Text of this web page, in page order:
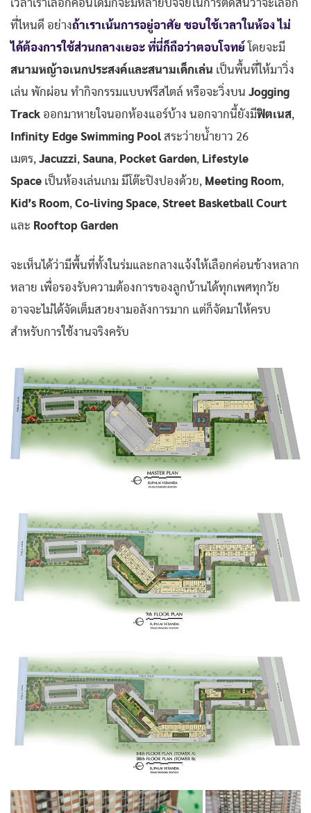
เวลาเราเลือกคอนโดมักจะมีหลายปัจจัยในการตัดสินว่าจะเลือก
ที่ไหนดี อย่างถ้าเราเน้นการอยู่อาศัย ชอบใช้เวลาในห้อง ไม่
ได้ต้องการใช้ส่วนกลางเยอะ ที่นี่ก็ถือว่าตอบโจทย์ โดยจะมี
สนามหญ้าอเนกประสงค์และสนามเด็กเล่น เป็นพื้นที่ให้มาวิ่ง
เล่น พักผ่อน ทำกิจกรรมแบบฟรีสไตล์ หรือจะวิ่งบน Jogging
Track ออกมาหายใจนอกห้องแอร์บ้าง นอกจากนี้ยังมีฟิตเนส,
Infinity Edge Swimming Pool สระว่ายน้ำยาว 26
เมตร, Jacuzzi, Sauna, Pocket Garden, Lifestyle
Space เป็นห้องเล่นเกม มีโต๊ะปิงปองด้วย, Meeting Room,
Kid’s Room, Co-living Space, Street Basketball Court
และ Rooftop Garden
จะเห็นได้ว่ามีพื้นที่ทั้งในร่มและกลางแจ้งให้เลือกค่อนข้างหลาก
หลาย เพื่อรองรับความต้องการของลูกบ้านได้ทุกเพศทุกวัย
อาจจะไม่ได้จัดเต็มสวยงามอลังการมาก แต่ก็จัดมาให้ครบ
สำหรับการใช้งานจริงครับ